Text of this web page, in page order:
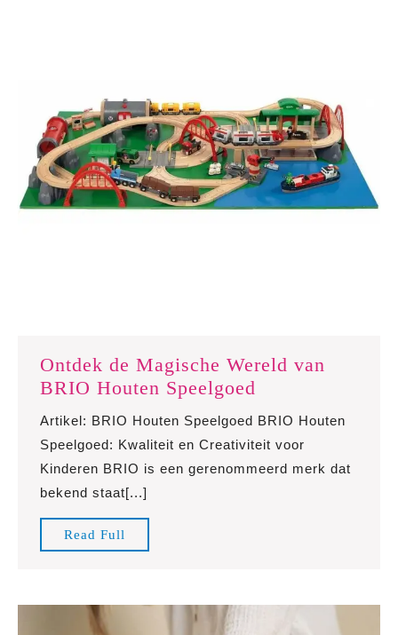
Ontdek de Magische Wereld van
BRIO Houten Speelgoed
de
Magische
Wereld
van
Artikel: BRIO Houten Speelgoed BRIO Houten
Speelgoed: Kwaliteit en Creativiteit voor
Kinderen BRIO is een gerenommeerd merk dat
bekend staat[...]
Read Full
Full